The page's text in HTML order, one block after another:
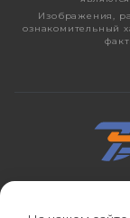
Изображения,
ознакомительный